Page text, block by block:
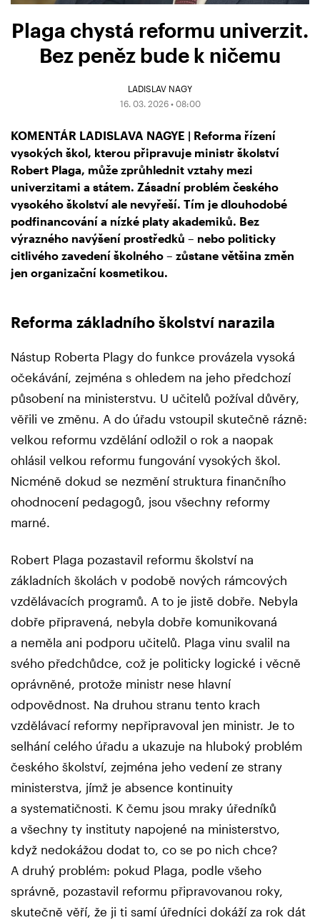
Plaga chystá reformu univerzit.
Bez peněz bude k ničemu
LADISLAV NAGY
16. 03. 2026 • 08:00
KOMENTÁR LADISLAVA NAGYE | Reforma řízení
vysokých škol, kterou připravuje ministr školství
Robert Plaga, může zprůhlednit vztahy mezi
univerzitami a státem. Zásadní problém českého
vysokého školství ale nevyřeší. Tím je dlouhodobé
podfinancování a nízké platy akademiků. Bez
výrazného navýšení prostředků – nebo politicky
citlivého zavedení školného – zůstane většina změn
jen organizační kosmetikou.
Reforma základního školství narazila
Nástup Roberta Plagy do funkce provázela vysoká
očekávání, zejména s ohledem na jeho předchozí
působení na ministerstvu. U učitelů požíval důvěry,
věřili ve změnu. A do úřadu vstoupil skutečně rázně:
velkou reformu vzdělání odložil o rok a naopak
ohlásil velkou reformu fungování vysokých škol.
Nicméně dokud se nezmění struktura finančního
ohodnocení pedagogů, jsou všechny reformy
marné.
Robert Plaga pozastavil reformu školství na
základních školách v podobě nových rámcových
vzdělávacích programů. A to je jistě dobře. Nebyla
dobře připravená, nebyla dobře komunikovaná
a neměla ani podporu učitelů. Plaga vinu svalil na
svého předchůdce, což je politicky logické i věcně
oprávněné, protože ministr nese hlavní
odpovědnost. Na druhou stranu tento krach
vzdělávací reformy nepřipravoval jen ministr. Je to
selhání celého úřadu a ukazuje na hluboký problém
českého školství, zejména jeho vedení ze strany
ministerstva, jímž je absence kontinuity
a systematičnosti. K čemu jsou mraky úředníků
a všechny ty instituty napojené na ministerstvo,
když nedokážou dodat to, co se po nich chce?
A druhý problém: pokud Plaga, podle všeho
správně, pozastavil reformu připravovanou roky,
skutečně věří, že ji ti samí úředníci dokáží za rok dát